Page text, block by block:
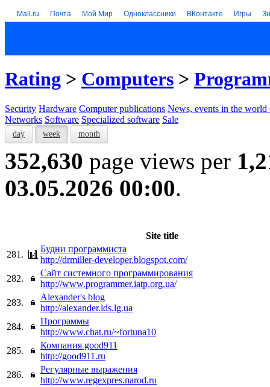
Mail.ru Почта Мой Мир Одноклассники ВКонтакте Игры
Rating > Computers >
Security Hardware Computer publications News, events in the world
Networks Software Specialized software Sale
day week month
352,630 page views per
03.05.2026 00:00.
Site title
281.
Будни программиста
http://drmiller-developer.blogspot.com/
282.
Сайт системного программирования
http://www.programmer.iatp.org.ua/
283.
Alexander's blog
http://alexander.lds.lg.ua
284.
Программы
http://www.chat.ru/~fortuna10
285.
Компания good911
http://good911.ru
286.
Регулярные выражения
http://www.regexpres.narod.ru